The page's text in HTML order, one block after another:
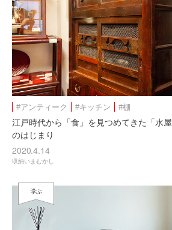
#アンティーク #キッチン #棚
江戸時代から「食」を見つめてきた「水
のはじまり
2020.4.14
収納いまむかし
学ぶ